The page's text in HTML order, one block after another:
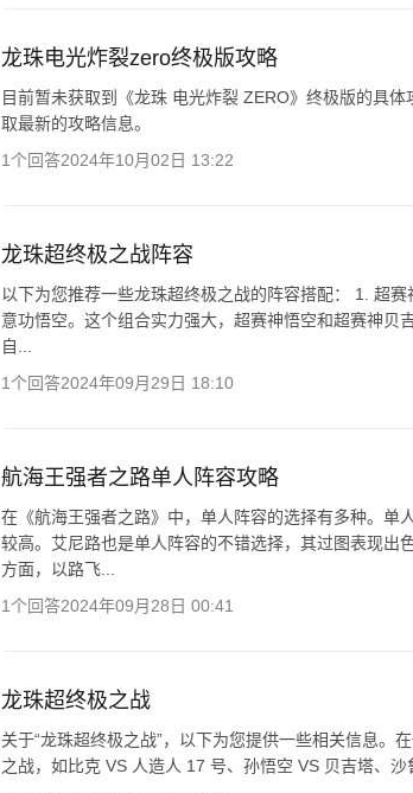
龙珠电光炸裂zero终极版攻略
目前暂未获取到《龙珠 电光炸裂 ZERO》终极版的具
取最新的攻略信息。
1个回答2024年10月02日 13:22
龙珠超终极之战阵容
以下为您推荐一些龙珠超终极之战的阵容搭配： 1. 超
意功悟空。这个组合实力强大，超赛神悟空和超赛神贝
自...
1个回答2024年09月29日 18:10
航海王强者之路单人阵容攻略
在《航海王强者之路》中，单人阵容的选择有多种。单
较高。艾尼路也是单人阵容的不错选择，其过图表现出
方面，以路飞...
1个回答2024年09月28日 00:41
龙珠超终极之战
关于“龙珠超终极之战”，以下为您提供一些相关信息。
之战，如比克 VS 人造人 17 号、孙悟空 VS 贝吉塔、沙